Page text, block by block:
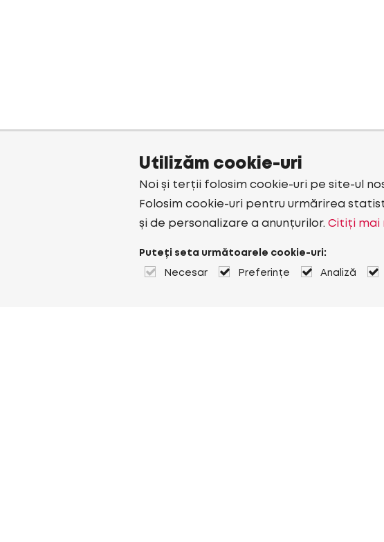
Utilizăm cookie-uri
Noi și terții folosim cookie-uri pe site-ul
Folosim cookie-uri pentru urmărirea
și de personalizare a anunțurilor. Citiți mai
Puteți seta următoarele cookie-uri:
Necesar Preferințe Analiză